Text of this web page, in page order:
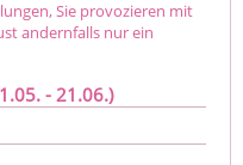
Sie provozieren mit
andernfalls nur ein
- 21.06.)